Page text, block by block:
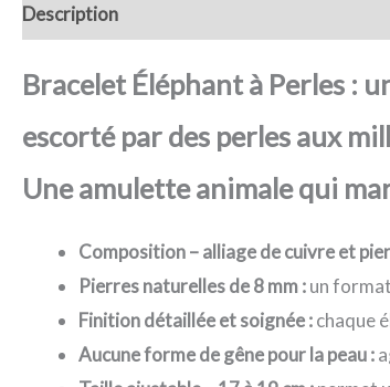
Description
Bracelet Éléphant à Perles :
escorté par des perles aux
Une amulette animale qui
Composition – alliage de cuivre et
Pierres naturelles de 8 mm :un
Finition détaillée et soignée :chaque
Aucune forme de gêne pour la peau :